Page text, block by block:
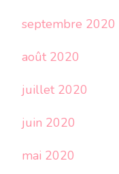
septembre 2020
août 2020
juillet 2020
juin 2020
mai 2020